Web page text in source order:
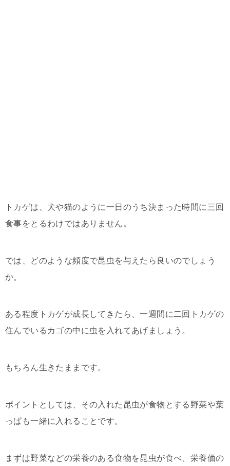
トカゲは、犬や猫のように一日のうち決まった時間に三回
食事をとるわけではありません。
では、どのような頻度で昆虫を与えたら良いのでしょう
か。
ある程度トカゲが成長してきたら、一週間に二回トカゲの
住んでいるカゴの中に虫を入れてあげましょう。
もちろん生きたままです。
ポイントとしては、その入れた昆虫が食物とする野菜や葉
っぱも一緒に入れることです。
まずは野菜などの栄養のある食物を昆虫が食べ、栄養価の